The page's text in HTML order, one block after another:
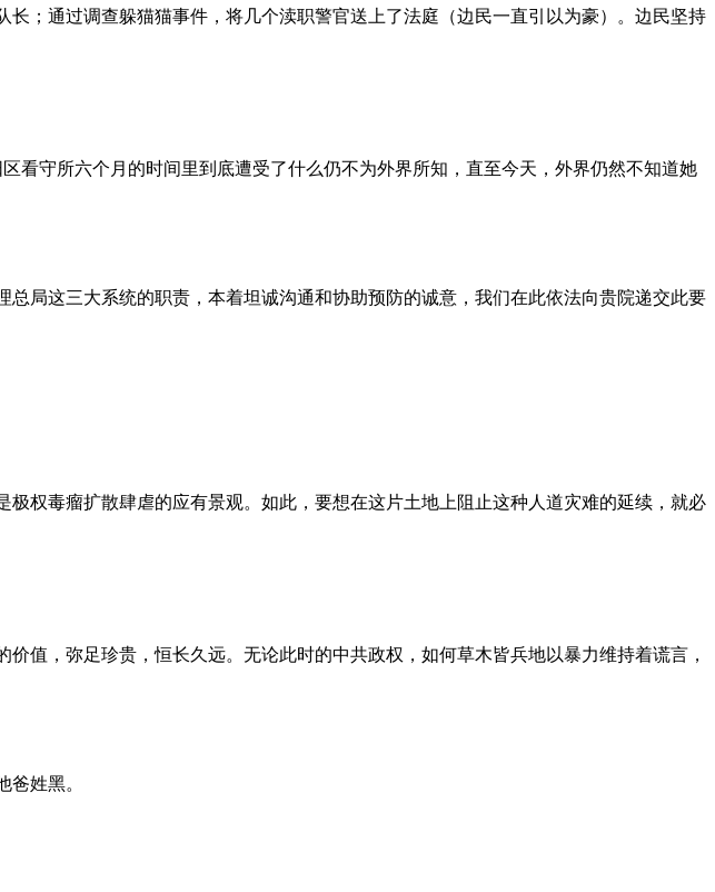
；通过调查躲猫猫事件，将几个渎职警官送上了法庭（边民一直引以为豪）。边民坚持
看守所六个月的时间里到底遭受了什么仍不为外界所知，直至今天，外界仍然不知道她
局这三大系统的职责，本着坦诚沟通和协助预防的诚意，我们在此依法向贵院递交此要
权毒瘤扩散肆虐的应有景观。如此，要想在这片土地上阻止这种人道灾难的延续，就必
值，弥足珍贵，恒长久远。无论此时的中共政权，如何草木皆兵地以暴力维持着谎言，
姓黑。